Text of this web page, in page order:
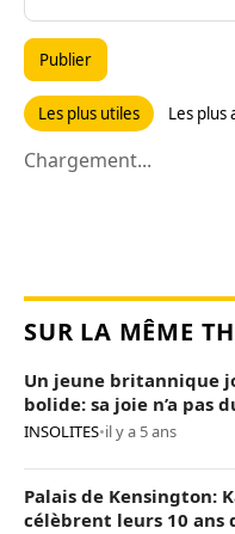
Publier
Les plus utiles Les plus
Chargement...
SUR LA MÊME
Un jeune britannique
bolide: sa joie n’a pas
INSOLITES•il y a 5 ans
Palais de Kensington:
célèbrent leurs 10 ans